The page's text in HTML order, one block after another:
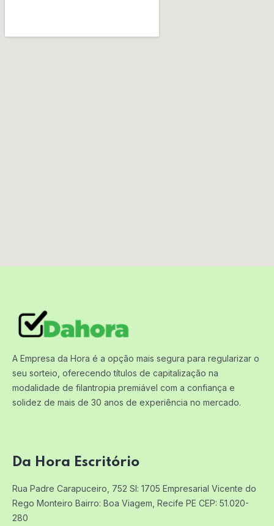
A Empresa da Hora é a opção mais segura para regularizar o
seu sorteio, oferecendo títulos de capitalização na
modalidade de filantropia premiável com a confiança e
solidez de mais de 30 anos de experiência no mercado.
Da Hora Escritório
Rua Padre Carapuceiro, 752 Sl: 1705 Empresarial Vicente do
Rego Monteiro Bairro: Boa Viagem, Recife PE CEP: 51.020-
280